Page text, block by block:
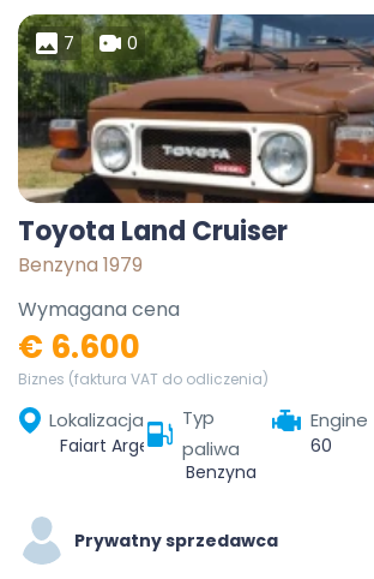
7 0
Toyota Land Cruiser
Benzyna 1979
Wymagana cena
€ 6.600
Biznes (faktura VAT do odliczenia)
Lokalizacja
Faiart Argentina S.A., Villa Margarita, Capitán Bermudez, Municipio de Capitán Bermudez, Gran Rosario, Departamento San Lorenzo, S2154, Argentina
Typ
paliwa
Benzyna
Engine
60
Prywatny sprzedawca